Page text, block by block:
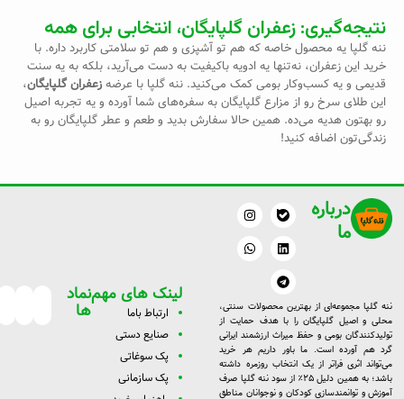
نتیجه‌گیری: زعفران گلپایگان، انتخابی برای همه
ننه گلپا یه محصول خاصه که هم تو آشپزی و هم تو سلامتی کاربرد داره. با
خرید این زعفران، نه‌تنها یه ادویه باکیفیت به دست می‌آرید، بلکه به یه سنت
قدیمی و یه کسب‌وکار بومی کمک می‌کنید. ننه گلپا با عرضهزعفران گلپایگان،
این طلای سرخ رو از مزارع گلپایگان به سفره‌های شما آورده و یه تجربه اصیل
رو بهتون هدیه می‌ده. همین حالا سفارش بدید و طعم و عطر گلپایگان رو به
زندگی‌تون اضافه کنید!
درباره
ما
I
n
t
a
m
L
i
k
e
d
i
W
h
t
s
T
e
e
g
r
a
ننه گلپا مجموعه‌ای از بهترین محصولات سنتی،
محلی و اصیل گلپایگان را با هدف حمایت از
تولیدکنندگان بومی و حفظ میراث ارزشمند ایرانی
گرد هم آورده است. ما باور داریم هر خرید
می‌تواند اثری فراتر از یک انتخاب روزمره داشته
باشد؛ به همین دلیل ۲۵٪ از سود ننه گلپا صرف
آموزش و توانمندسازی کودکان و نوجوانان مناطق
نماد
ها
لینک های مهم
ارتباط باما
صنایع دستی
پک سوغاتی
پک سازمانی